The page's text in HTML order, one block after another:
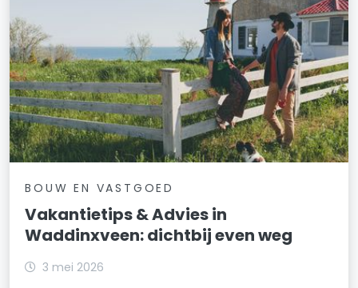
BOUW EN VASTGOED
Vakantietips & Advies in
Waddinxveen: dichtbij even weg
3 mei 2026